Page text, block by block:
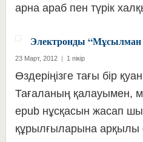
арна араб пен түрік
Электронды “Мұсылман
23 Март, 2012 | 1 пікір
Өздеріңізге тағы бір
Тағаланың қалауымен,
epub нұсқасын жасап
құрылғыларына арқылы